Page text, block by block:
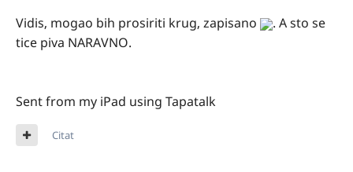
Vidis, mogao bih prosiriti krug, zapisano
. A sto se
tice piva NARAVNO.
Sent from my iPad using Tapatalk
Citat